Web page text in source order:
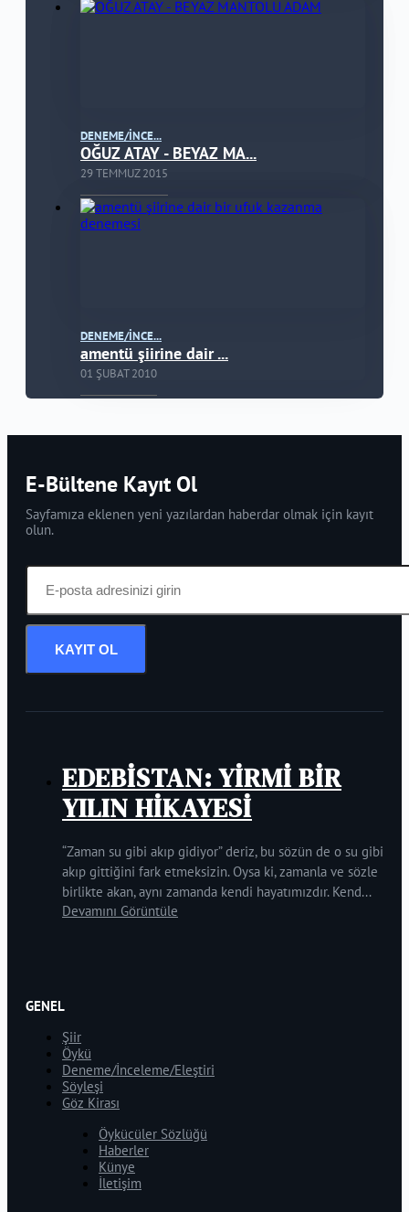
DENEME/İNCE...
OĞUZ ATAY - BEYAZ MA...
29 TEMMUZ 2015
DENEME/İNCE...
amentü şiirine dair ...
01 ŞUBAT 2010
E-Bültene Kayıt Ol
Sayfamıza eklenen yeni yazılardan haberdar olmak için kayıt
olun.
KAYIT OL
EDEBİSTAN: YİRMİ BİR
YILIN HİKAYESİ
“Zaman su gibi akıp gidiyor” deriz, bu sözün de o su gibi
akıp gittiğini fark etmeksizin. Oysa ki, zamanla ve sözle
birlikte akan, aynı zamanda kendi hayatımızdır. Kend...
Devamını Görüntüle
GENEL
Şiir
Öykü
Deneme/İnceleme/Eleştiri
Söyleşi
Göz Kirası
Öykücüler Sözlüğü
Haberler
Künye
İletişim